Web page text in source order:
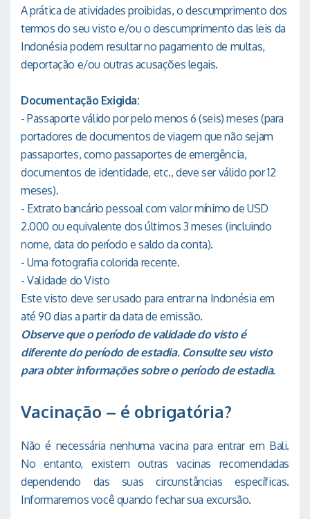
A prática de atividades proibidas, o descumprimento dos
termos do seu visto e/ou o descumprimento das leis da
Indonésia podem resultar no pagamento de multas,
deportação e/ou outras acusações legais.
Documentação Exigida:
- Passaporte válido por pelo menos 6 (seis) meses (para
portadores de documentos de viagem que não sejam
passaportes, como passaportes de emergência,
documentos de identidade, etc., deve ser válido por 12
meses).
- Extrato bancário pessoal com valor mínimo de USD
2.000 ou equivalente dos últimos 3 meses (incluindo
nome, data do período e saldo da conta).
- Uma fotografia colorida recente.
- Validade do Visto
Este visto deve ser usado para entrar na Indonésia em
até 90 dias a partir da data de emissão.
Observe que o período de validade do visto é
diferente do período de estadia. Consulte seu visto
para obter informações sobre o período de estadia.
Vacinação – é obrigatória?
Não é necessária nenhuma vacina para entrar em Bali.
No entanto, existem outras vacinas recomendadas
dependendo das suas circunstâncias específicas.
Informaremos você quando fechar sua excursão.